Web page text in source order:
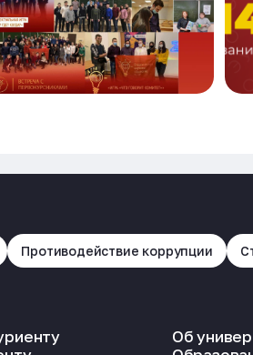
Противодействие коррупции
Об